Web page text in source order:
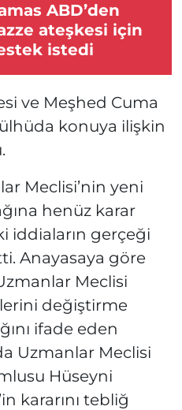
ABD’den
ateşkesi için
istedi
ve Meşhed Cuma
konuya ilişkin
Meclisi’nin yeni
henüz karar
iddiaların gerçeği
Anayasaya göre
Meclisi
değiştirme
ifade eden
Uzmanlar Meclisi
Hüseyni
kararını tebliğ